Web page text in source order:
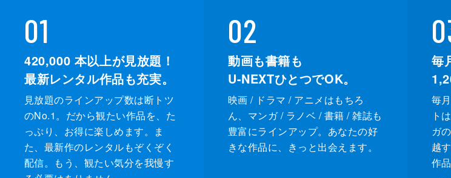
01
420,000 本以上が見放題！
最新レンタル作品も充実。
見放題のラインアップ数は断トツ
のNo.1。だから観たい作品を、た
っぷり、お得に楽しめます。ま
た、最新作のレンタルもぞくぞく
配信。もう、観たい気分を我慢す
02
動画も書籍も
U-NEXTひとつでOK。
映画 / ドラマ / アニメはもちろ
ん、マンガ / ラノベ / 書籍 / 雑誌も
豊富にラインアップ。あなたの好
きな作品に、きっと出会えます。
毎
毎
ト
ガ
越
作